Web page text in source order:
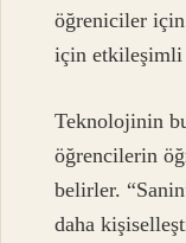
öğreniciler
için etkileşimli
Teknolojinin
öğrencilerin
belirler.
daha